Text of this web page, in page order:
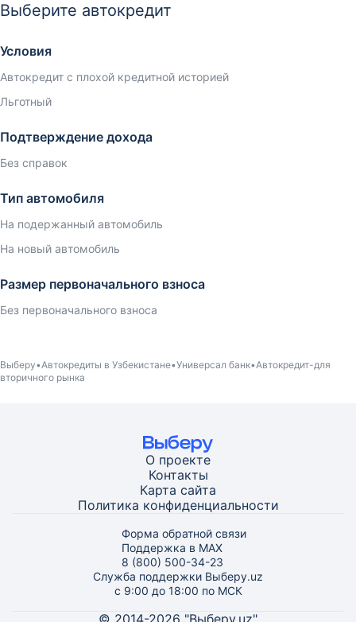
Выберите автокредит
Условия
Автокредит с плохой кредитной историей
Льготный
Подтверждение дохода
Без справок
Тип автомобиля
На подержанный автомобиль
На новый автомобиль
Размер первоначального взноса
Без первоначального взноса
Выберу Автокредиты в Узбекистане Универсал банк Автокредит-для
вторичного рынка
О проекте
Контакты
Карта сайта
Политика конфиденциальности
Форма обратной связи
Поддержка в MAX
8 (800) 500-34-23
Служба поддержки Выберу.uz
с 9:00 до 18:00 по МСК
© 2014-2026 "Выберу.uz"